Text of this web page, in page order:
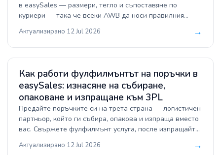
в easySales — размери, тегло и съпоставяне по
куриери — така че всеки AWB да носи правилния
генерирате с един клик.
Актуализирано 12 Jul 2026 →
Как работи фулфилмънтът на поръчки в
easySales: изнасяне на събиране,
опаковане и изпращане към 3PL
Предайте поръчките си на трета страна — логистичен
партньор, който ги събира, опакова и изпраща вместо
вас. Свържете фулфилмънт услуга, после изпращайте
Фулфилмънт правила — и оставете поддържаните
Актуализирано 12 Jul 2026 →